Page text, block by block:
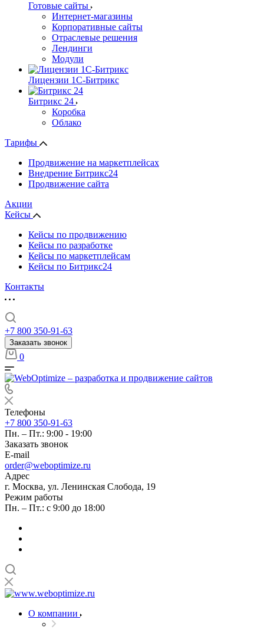
Готовые сайты
Интернет-магазины
Корпоративные сайты
Отраслевые решения
Лендинги
Модули
Лицензии 1С-Битрикс
Битрикс 24
Коробка
Облако
Тарифы
Продвижение на маркетплейсах
Внедрение Битрикс24
Продвижение сайта
Акции
Кейсы
Кейсы по продвижению
Кейсы по разработке
Кейсы по маркетплейсам
Кейсы по Битрикс24
Контакты
+7 800 350-91-63
Заказать звонок
0
Телефоны
+7 800 350-91-63
Пн. – Пт.: 9:00 - 19:00
Заказать звонок
E-mail
order@weboptimize.ru
Адрес
г. Москва, ул. Ленинская Слобода, 19
Режим работы
Пн. – Пт.: с 9:00 до 18:00
О компании